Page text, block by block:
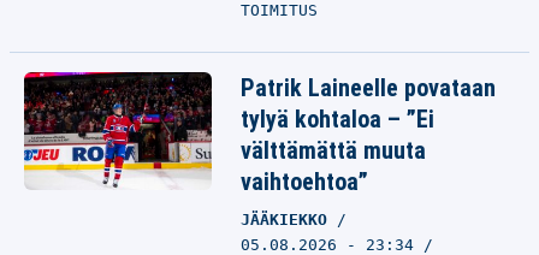
TOIMITUS
Patrik Laineelle povataan
tylyä kohtaloa – ”Ei
välttämättä muuta
vaihtoehtoa”
JÄÄKIEKKO
05.08.2026 - 23:34